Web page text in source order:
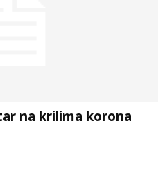
na krilima korona